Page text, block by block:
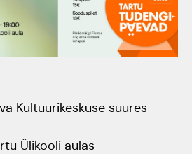
ERTALi
2023
Kultuurikeskuse suures
Ülikooli aulas